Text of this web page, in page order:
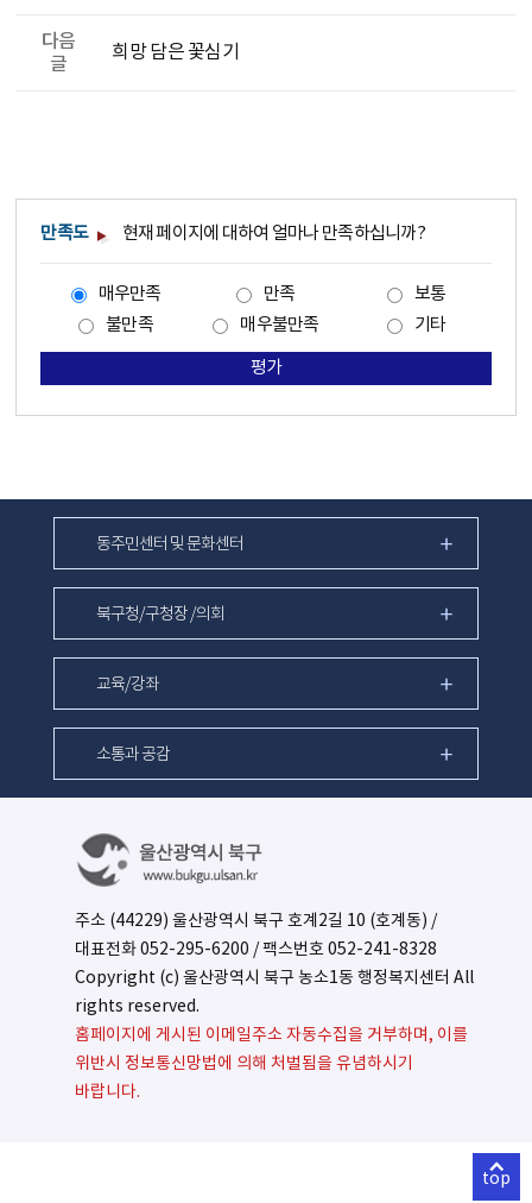
top
다음
글
희망 담은 꽃심기
만족도 현재 페이지에 대하여 얼마나 만족하십니까?
매우만족 만족
보통
불만족
매우불만족 기타
평가
동주민센터 및 문화센터
북구청/구청장 /의회
교육/강좌
소통과 공감
주소 (44229) 울산광역시 북구 호계2길 10 (호계동) /
대표전화052-295-6200 / 팩스번호 052-241-8328
Copyright (c) 울산광역시 북구 농소1동 행정복지센터 All
rights reserved.
홈페이지에 게시된 이메일주소 자동수집을 거부하며, 이를
위반시 정보통신망법에 의해 처벌됨을 유념하시기
바랍니다.